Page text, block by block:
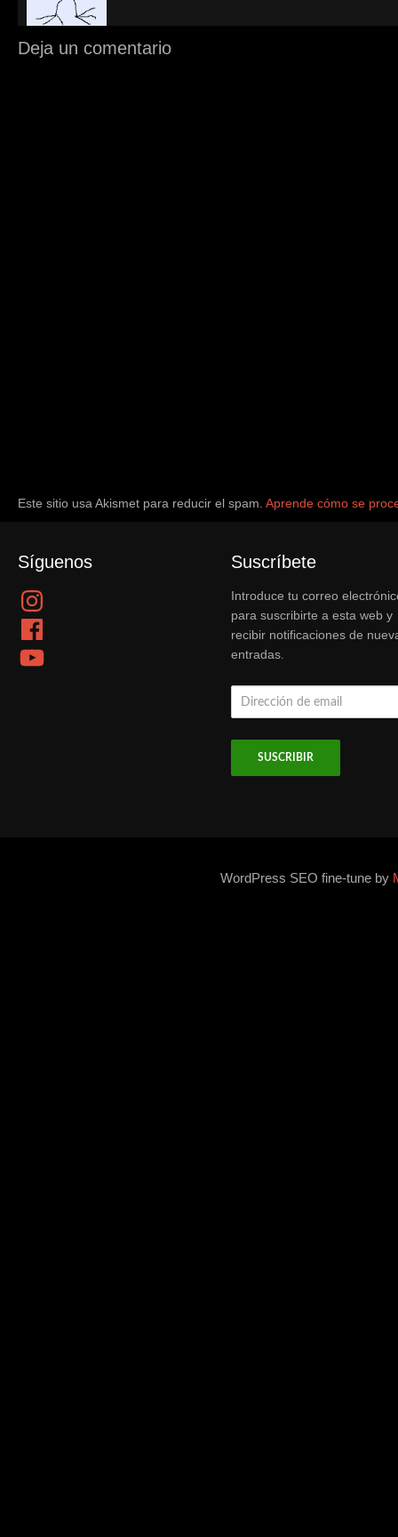
Deja un comentario
Este sitio usa Akismet para reducir el spam. Aprende cómo se
Síguenos
Instagram
Facebook
YouTube
Suscríbete
Introduce tu correo
para suscribirte a esta web y
recibir notificaciones de
entradas.
Dirección
WordPress SEO fine-tune by